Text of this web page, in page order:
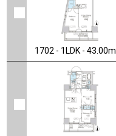
1702 - 1LDK - 43.00m